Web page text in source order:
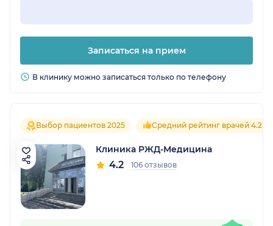
Записаться на прием
В клинику можно записаться только по телефону
Выбор пациентов 2025 Средний рейтинг врачей 4.2
Клиника РЖД-Медицина
4.2 106 отзывов